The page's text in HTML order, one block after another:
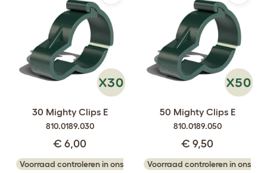
30 Mighty Clips E
810.0189.030
€ 6,00
Voorraad controleren in ons
50 Mighty Clips E
810.0189.050
€ 9,50
Voorraad controleren in ons